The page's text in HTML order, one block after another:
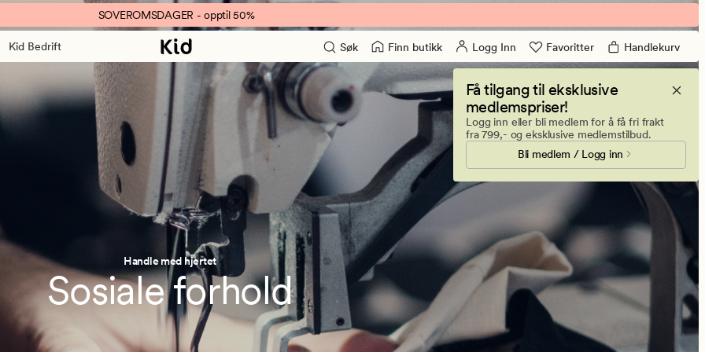
SOVEROMSDAGER - opptil 50%
Kid Bedrift Søk Finn butikk Logg Inn Favoritter Handlekurv
Få tilgang til eksklusive
medlemspriser!
Logg inn eller bli medlem for å få fri frakt
fra 799,- og eksklusive medlemstilbud.
Bli medlem / Logg inn
Handle med hjertet
Sosiale forhold